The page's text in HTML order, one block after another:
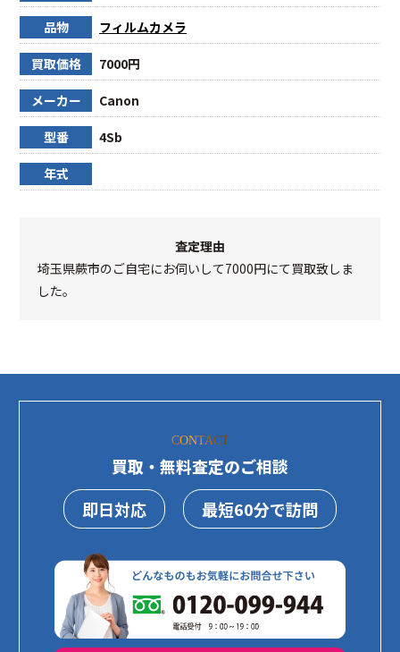
品物 フィルムカメラ
買取価格 7000円
メーカー Canon
型番 4Sb
年式
査定理由
埼玉県蕨市のご自宅にお伺いして7000円にて買取致しま
した。
CONTACT
買取・無料査定のご相談
即日対応
最短60分で訪問